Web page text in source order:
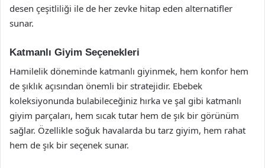
desen çeşitliliği ile de her zevke hitap eden alternatifler
sunar.
Katmanlı Giyim Seçenekleri
Hamilelik döneminde katmanlı giyinmek, hem konfor hem
de şıklık açısından önemli bir stratejidir. Ebebek
koleksiyonunda bulabileceğiniz hırka ve şal gibi katmanlı
giyim parçaları, hem sıcak tutar hem de şık bir görünüm
sağlar. Özellikle soğuk havalarda bu tarz giyim, hem rahat
hem de şık bir seçenek sunar.